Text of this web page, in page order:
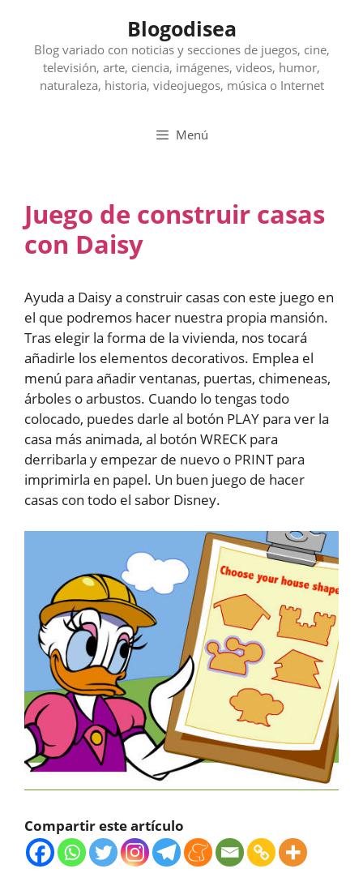
contenido
Blogodisea
Blog variado con noticias y secciones de juegos, cine,
televisión, arte, ciencia, imágenes, videos, humor,
naturaleza, historia, videojuegos, música o Internet
Menú
Juego de construir casas
con Daisy
Ayuda a Daisy a construir casas con este juego en
el que podremos hacer nuestra propia mansión.
Tras elegir la forma de la vivienda, nos tocará
añadirle los elementos decorativos. Emplea el
menú para añadir ventanas, puertas, chimeneas,
árboles o arbustos. Cuando lo tengas todo
colocado, puedes darle al botón PLAY para ver la
casa más animada, al botón WRECK para
derribarla y empezar de nuevo o PRINT para
imprimirla en papel. Un buen juego de hacer
casas con todo el sabor Disney.
Compartir este artículo